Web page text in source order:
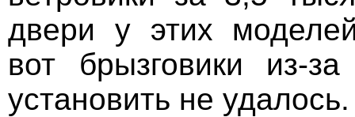
двери у этих
вот брызговики из-
установить не удалось.